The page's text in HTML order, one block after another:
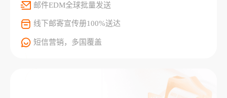
邮件EDM全球批量发送
线下邮寄宣传册100%送达
短信营销，多国覆盖